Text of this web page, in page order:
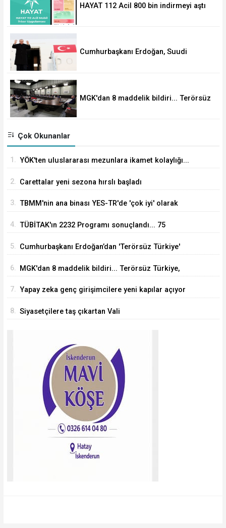
HAYAT 112 Acil 800 bin indirmeyi aştı
Cumhurbaşkanı Erdoğan, Suudi
MGK'dan 8 maddelik bildiri... Terörsüz
Çok Okunanlar
1. YÖK'ten uluslararası mezunlara ikamet kolaylığı...
2. Carettalar yeni sezona hırslı başladı
3. TBMM'nin ana binası YES-TR'de 'çok iyi' olarak
4. TÜBİTAK'ın 2232 Programı sonuçlandı... 75
5. Cumhurbaşkanı Erdoğan’dan 'Terörsüz Türkiye'
6. MGK'dan 8 maddelik bildiri... Terörsüz Türkiye,
7. Yapay zeka genç girişimcilere yeni kapılar açıyor
8. Siyasetçilere taş çıkartan Vali